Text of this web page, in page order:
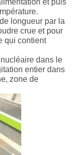
et puis
longueur par la
crue et pour
qui contient
dans le
entier dans
zone de